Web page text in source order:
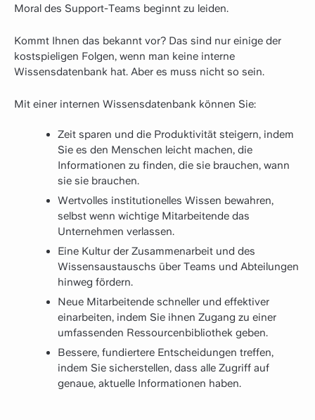
Moral des Support-Teams beginnt zu leiden.
Kommt Ihnen das bekannt vor? Das sind nur einige der
kostspieligen Folgen, wenn man keine interne
Wissensdatenbank hat. Aber es muss nicht so sein.
Mit einer internen Wissensdatenbank können Sie:
Zeit sparen und die Produktivität steigern, indem
Sie es den Menschen leicht machen, die
Informationen zu finden, die sie brauchen, wann
sie sie brauchen.
Wertvolles institutionelles Wissen bewahren,
selbst wenn wichtige Mitarbeitende das
Unternehmen verlassen.
Eine Kultur der Zusammenarbeit und des
Wissensaustauschs über Teams und Abteilungen
hinweg fördern.
Neue Mitarbeitende schneller und effektiver
einarbeiten, indem Sie ihnen Zugang zu einer
umfassenden Ressourcenbibliothek geben.
Bessere, fundiertere Entscheidungen treffen,
indem Sie sicherstellen, dass alle Zugriff auf
genaue, aktuelle Informationen haben.